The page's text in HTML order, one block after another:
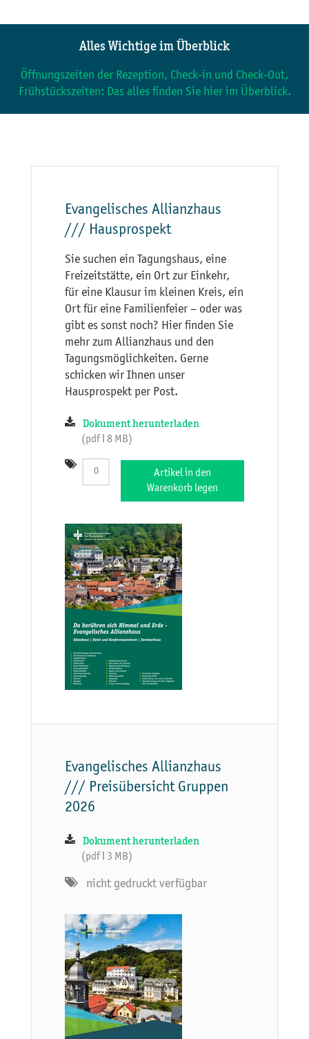
Alles Wichtige im Überblick
Öffnungszeiten der Rezeption, Check-in und Check-Out,
Frühstückszeiten: Das alles finden Sie hier im Überblick.
Evangelisches Allianzhaus
/// Hausprospekt
Sie suchen ein Tagungshaus, eine
Freizeitstätte, ein Ort zur Einkehr,
für eine Klausur im kleinen Kreis, ein
Ort für eine Familienfeier – oder was
gibt es sonst noch? Hier finden Sie
mehr zum Allianzhaus und den
Tagungsmöglichkeiten. Gerne
schicken wir Ihnen unser
Hausprospekt per Post.
Dokument herunterladen
(pdf ǀ 8 MB)
Artikel in den
Warenkorb legen
Evangelisches Allianzhaus
/// Preisübersicht Gruppen
2026
Dokument herunterladen
(pdf ǀ 3 MB)
nicht gedruckt verfügbar